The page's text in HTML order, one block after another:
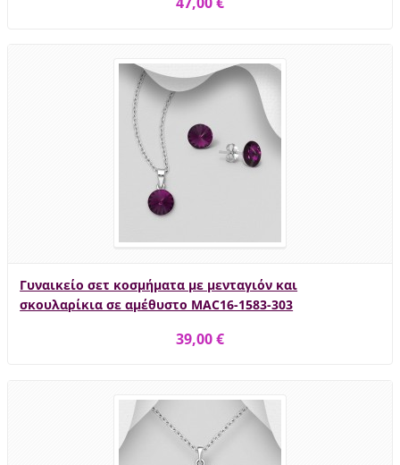
Γυναικείο σετ κοσμήματα με μενταγιόν και
σκουλαρίκια σε αμέθυστο MAC16-1583-303
39,00 €